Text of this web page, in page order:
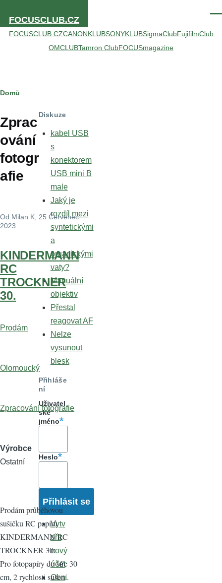
FOCUSCLUB.CZ
FOCUSCLUB.CZCANONKLUBSONYKLUBSigmaClubFujifilmClub
OMCLUBTamron ClubFOCUSmagazine
Drobečková
navigace
Domů
Zprac
ování
fotogr
afie
Od Milan K , 25 Červenec
2023
KINDERMANN
RC
TROCKNER
30.
Prodám
Olomoucký
Zpracování fotografie
Výrobce
Ostatní
Prodám průběhovou
sušičku RC papírů
KINDERMANN RC
TROCKNER 30:
Pro fotopapíry do šíře 30
cm, 2 rychlosti sušení.
Diskuze
kabel USB
s
konektorem
USB mini B
male
Jaký je
rozdíl mezi
syntetickými
a
organickými
vaty?
Manuální
objektiv
Přestal
reagovat AF
Nelze
vysunout
blesk
Přihláše
ní
Uživatel
ské
jméno
Heslo
Vytv
ořit
nový
účet
Obn